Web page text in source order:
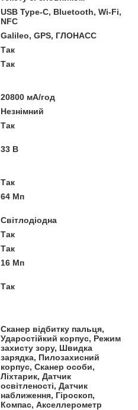
USB Type-C, Bluetooth, Wi-Fi,
NFC
Galileo, GPS, ГЛОНАСС
Так
Так
20800 мА/год
Незнімний
Так
33 В
Так
64 Мп
Світлодіодна
Так
Так
16 Мп
Так
Сканер відбитку пальця,
Ударостійкий корпус, Режим
захисту зору, Швидка
зарядка, Пилозахисний
корпус, Сканер особи,
Ліхтарик, Датчик
освітленості, Датчик
наближення, Гіроскоп,
Компас, Акселлерометр